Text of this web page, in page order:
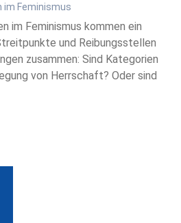
im Feminismus
im Feminismus kommen ein
und Reibungsstellen
zusammen: Sind Kategorien
von Herrschaft? Oder sind